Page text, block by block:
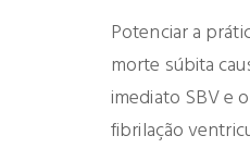
Potenciar a
morte súbita
imediato SBV e
fibrilação